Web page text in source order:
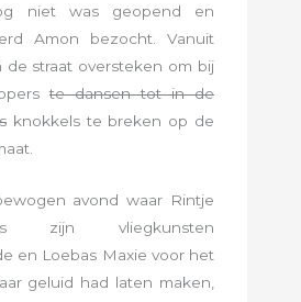
niet was geopend en
Amon bezocht. Vanuit
de straat oversteken om bij
te dansen tot in de
knokkels te breken op de
avond waar Rintje
zijn vliegkunsten
en Loebas Maxie voor het
geluid had laten maken,